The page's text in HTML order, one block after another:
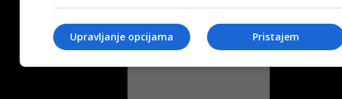
Pristajem
Upravljanje opcijama